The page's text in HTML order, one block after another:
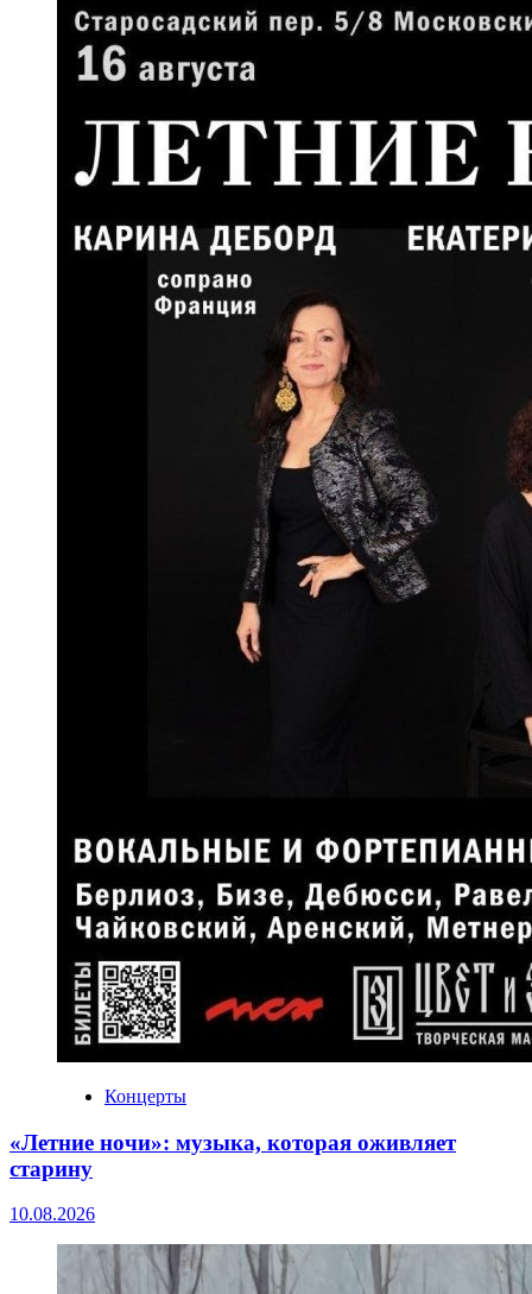
Концерты
«Летние ночи»: музыка, которая оживляет
старину
10.08.2026